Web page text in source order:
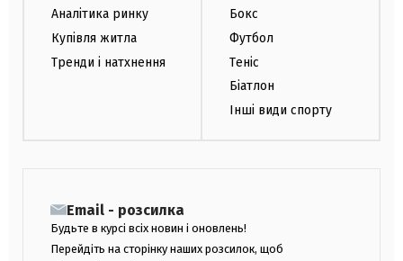
Аналітика ринку
Купівля житла
Тренди і натхнення
Бокс
Футбол
Теніс
Біатлон
Інші види спорту
Email - розсилка
Будьте в курсі всіх новин і оновлень!
Перейдіть на сторінку наших розсилок, щоб